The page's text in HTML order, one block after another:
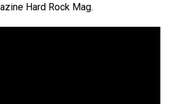
Hard Rock Mag.